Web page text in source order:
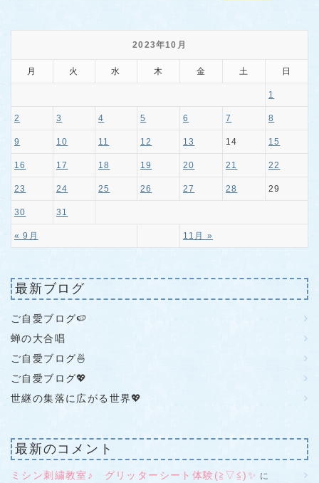
2023年10月
月 火 水 木 金 土 日
« 9月 11月 »
1
2 3 4 5 6 7 8
9 10 11 12 13 14 15
16 17 18 19 20 21 22
23 24 25 26 27 28 29
30 31
最新ブログ
ご自愛ブログ🍉
蝉の大合唱
ご自愛ブログ🍜
ご自愛ブログ💖
世継の集落に広がる世界💖
最新のコメント
ミシン刺繍教室♪ グリッターシート体験(≧▽≦)✨ に